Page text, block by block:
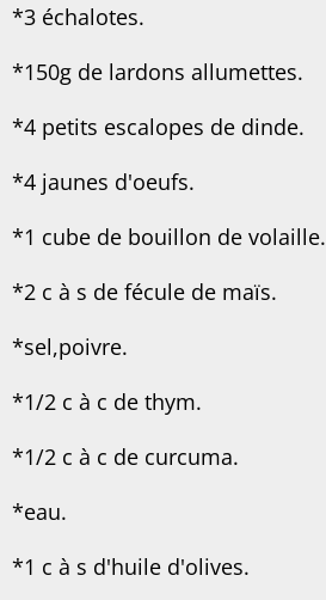
*3 échalotes.
*150g de lardons allumettes.
*4 petits escalopes de dinde.
*4 jaunes d'oeufs.
*1 cube de bouillon de volaille.
*2 c à s de fécule de maïs.
*sel,poivre.
*1/2 c à c de thym.
*1/2 c à c de curcuma.
*eau.
*1 c à s d'huile d'olives.